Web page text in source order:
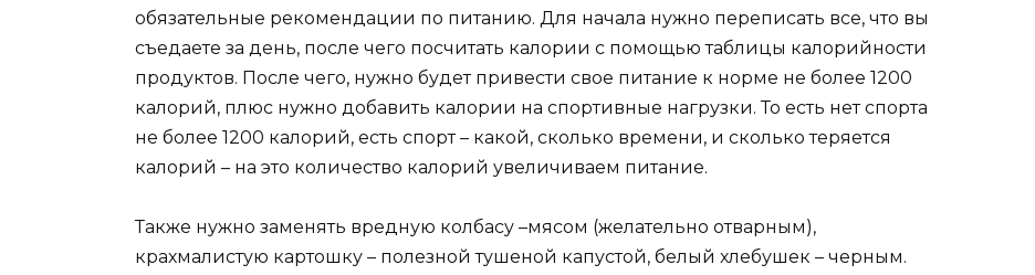
обязательные рекомендации по питанию. Для начала нужно переписать все, что вы
съедаете за день, после чего посчитать калории с помощью таблицы калорийности
продуктов. После чего, нужно будет привести свое питание к норме не более 1200
калорий, плюс нужно добавить калории на спортивные нагрузки. То есть нет спорта
не более 1200 калорий, есть спорт – какой, сколько времени, и сколько теряется
калорий – на это количество калорий увеличиваем питание.
Также нужно заменять вредную колбасу –мясом (желательно отварным),
крахмалистую картошку – полезной тушеной капустой, белый хлебушек – черным.